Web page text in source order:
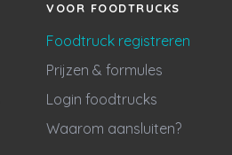
VOOR FOODTRUCKS
Foodtruck registreren
Prijzen & formules
Login foodtrucks
Waarom aansluiten?